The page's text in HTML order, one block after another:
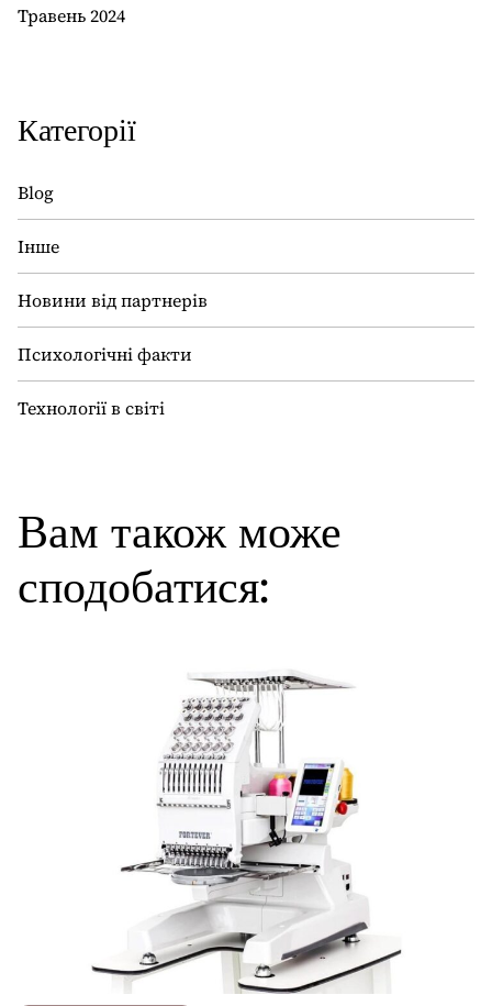
Травень 2024
Категорії
Blog
Інше
Новини від партнерів
Психологічні факти
Технології в світі
Вам також може
сподобатися: